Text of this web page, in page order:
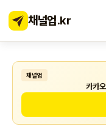
채널업.kr
채널업
카카